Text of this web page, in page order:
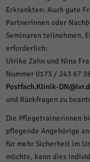
Erkrankten: Auch gute
Partnerinnen oder
Seminaren teilnehmen.
erforderlich:
Ulrike Zahn und Nina
Nummer 0173 / 243 67
Postfach.Klinik-
und Rückfragen zu
Die Pflegetrainerinnen
pflegende Angehörige
für mehr Sicherheit im
möchte, kann dies
auswählen.
Alle
Essenziell (1)
Essenzielle Cookies
Statistiken (1)